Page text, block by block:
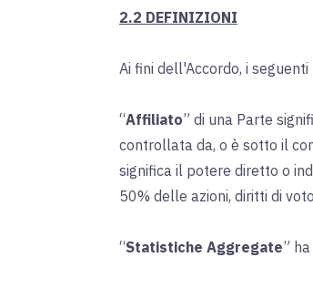
2.2 DEFINIZIONI
Ai fini dell'Accordo, i
“Affiliato” di una Parte
controllata da, o è sotto il
significa il potere diretto o
50% delle azioni, diritti di
“Statistiche Aggregate”